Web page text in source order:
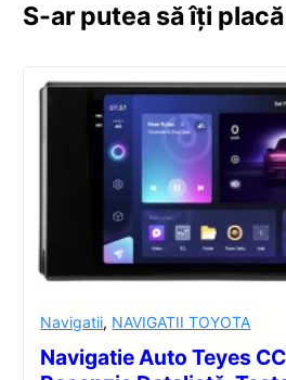
S-ar putea să îți
Navigatii, NAVIGATII TOYOTA
Navigatie Auto Teyes